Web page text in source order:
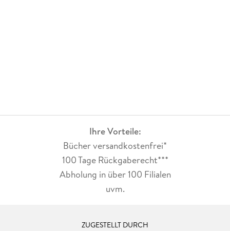
Ihre Vorteile:
Bücher versandkostenfrei*
100 Tage Rückgaberecht***
Abholung in über 100 Filialen
uvm.
ZUGESTELLT DURCH